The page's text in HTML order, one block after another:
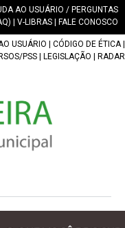
AO USUÁRIO / PERGUNTAS
V-LIBRAS FALE CONOSCO
USUÁRIO CÓDIGO DE ÉTICA|
PSS LEGISLAÇÃO RADAR